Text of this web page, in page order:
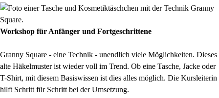
Workshop für Anfänger und Fortgeschrittene
Granny Square - eine Technik - unendlich viele Möglichkeiten. Dieses
alte Häkelmuster ist wieder voll im Trend. Ob eine Tasche, Jacke oder
T-Shirt, mit diesem Basiswissen ist dies alles möglich. Die Kursleiterin
hilft Schritt für Schritt bei der Umsetzung.